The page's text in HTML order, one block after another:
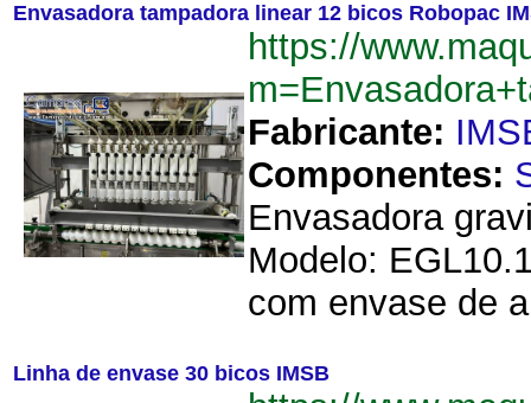
Envasadora tampadora linear 12 bicos Robopac
https://
Fabricante:
Componentes:
Envasadora
Modelo:
com envase de
Linha de envase 30 bicos IMSB